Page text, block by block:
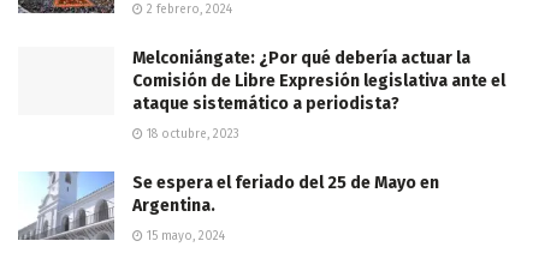
2 febrero, 2024
Melconiángate: ¿Por qué debería actuar la
Comisión de Libre Expresión legislativa ante el
ataque sistemático a periodista?
18 octubre, 2023
Se espera el feriado del 25 de Mayo en
Argentina.
15 mayo, 2024